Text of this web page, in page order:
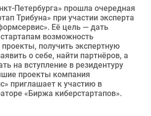
Петербурга» прошла очередная
Трибуна» при участии эксперта
Её цель — дать
возможность
проекты, получить экспертную
о себе, найти партнёров, а
на вступление в резидентуру
проекты компания
приглашает к участию в
«Биржа киберстартапов».